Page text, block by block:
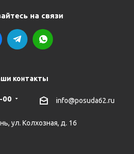
на связи
контакты
00 info@posuda62.ru
ул. Колхозная, д. 16